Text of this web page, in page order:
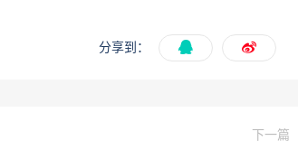
分享到：
下一篇